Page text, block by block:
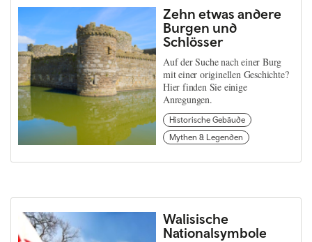
Zehn etwas andere
Burgen und
Schlösser
Auf der Suche nach einer Burg
mit einer originellen Geschichte?
Hier finden Sie einige
Anregungen.
Historische Gebäude
Mythen & Legenden
Walisische
Nationalsymbole